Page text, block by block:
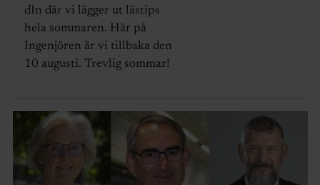
dIn där vi lägger ut lästips
hela sommaren. Här på
Ingenjören är vi tillbaka den
10 augusti. Trevlig sommar!